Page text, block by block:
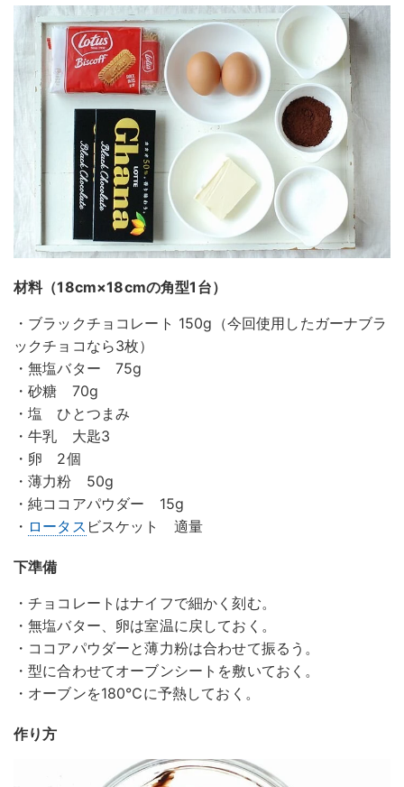
材料（18cm×18cmの角型1台）
・ブラックチョコレート 150g（今回使用したガーナブラ
ックチョコなら3枚）
・無塩バター 75g
・砂糖 70g
・塩 ひとつまみ
・牛乳 大匙3
・卵 2個
・薄力粉 50g
・純ココアパウダー 15g
・ ロータス ビスケット 適量
下準備
・チョコレートはナイフで細かく刻む。
・無塩バター、卵は室温に戻しておく。
・ココアパウダーと薄力粉は合わせて振るう。
・型に合わせてオーブンシートを敷いておく。
・オーブンを180℃に予熱しておく。
作り方